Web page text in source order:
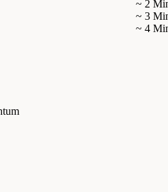
~ 2
~ 3
~ 4